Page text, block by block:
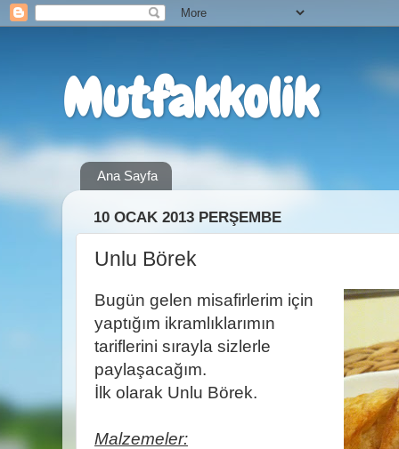
Mutfakkolik
Ana Sayfa
10 OCAK 2013 PERŞEMBE
Unlu Börek
Bugün gelen misafirlerim için
yaptığım ikramlıklarımın
tariflerini sırayla sizlerle
paylaşacağım.
İlk olarak Unlu Börek.
Malzemeler: